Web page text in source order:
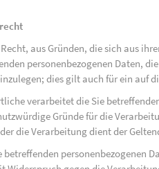
aus Gründen, die sich aus
personenbezogenen Daten,
dies gilt auch für ein auf
verarbeitet die Sie
Gründe für die
die Verarbeitung dient der
betreffenden personenbezogenen